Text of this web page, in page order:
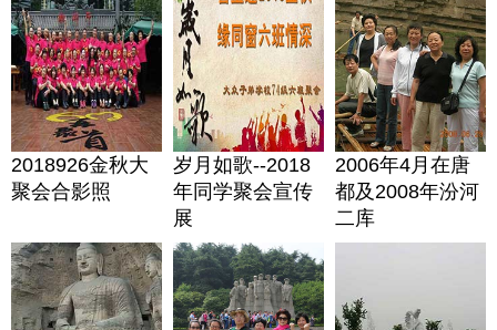
2018926金秋大
聚会合影照
岁月如歌--2018
年同学聚会宣传
展
2006年4月在唐
都及2008年汾河
二库